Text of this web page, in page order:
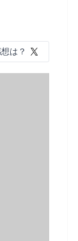
は？